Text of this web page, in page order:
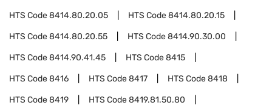
HTS Code8414.80.20.05 HTS Code8414.80.20.15
HTS Code8414.80.20.55 HTS Code8414.90.30.00
HTS Code8414.90.41.45 HTS Code8415
HTS Code8416 HTS Code8417 HTS Code8418
HTS Code8419 HTS Code8419.81.50.80